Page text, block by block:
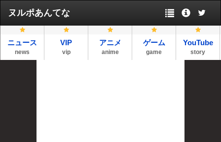
ヌルポあんてな
ニュース
news
VIP
vip
アニメ
anime
ゲーム
game
YouTube
story